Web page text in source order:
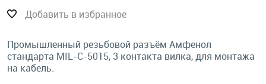
Добавить в избранное
Промышленный резьбовой разъём Амфенол
стандарта MIL-C-5015, 3 контакта вилка, для монтажа
на кабель.